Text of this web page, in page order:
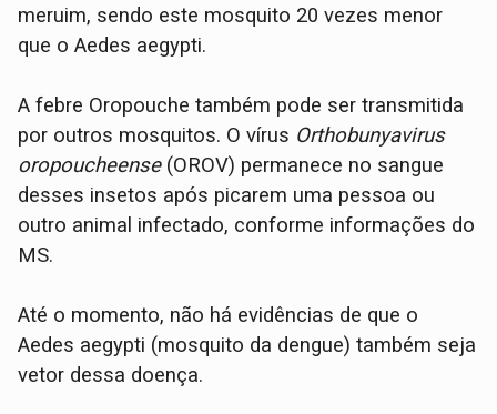
meruim, sendo este mosquito 20 vezes menor
que o Aedes aegypti.
A febre Oropouche também pode ser transmitida
por outros mosquitos. O vírus Orthobunyavirus
oropoucheense(OROV) permanece no sangue
desses insetos após picarem uma pessoa ou
outro animal infectado, conforme informações do
MS.
Até o momento, não há evidências de que o
Aedes aegypti (mosquito da dengue) também seja
vetor dessa doença.